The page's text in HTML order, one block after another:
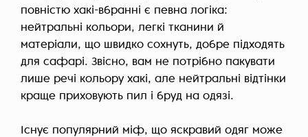
повністю хакі-вбранні є певна логіка:
нейтральні кольори, легкі тканини й
матеріали, що швидко сохнуть, добре підходять
для сафарі. Звісно, вам не потрібно пакувати
лише речі кольору хакі, але нейтральні відтінки
краще приховують пил і бруд на одязі.
Існує популярний міф, що яскравий одяг може